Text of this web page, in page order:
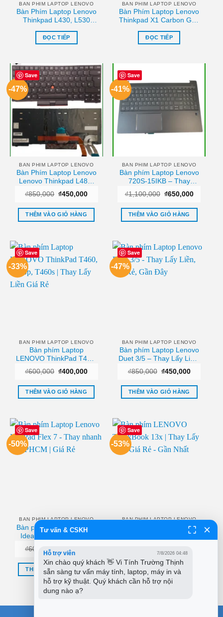
BAN PHIM LAPTOP LENOVO
Bàn Phím Laptop Lenovo
Thinkpad L430, L530
Thay Thế Uy Tín Tphcm
ĐỌC TIẾP
BAN PHIM LAPTOP LENOVO
Bàn Phím Laptop Lenovo
Thinkpad X1 Carbon Gen
Chữa Uy Tín Tphcm
ĐỌC TIẾP
Save
-47%
BAN PHIM LAPTOP LENOVO
Bàn Phím Laptop Lenovo
Lenovo Thinkpad L480,
L580 Zin Chính Hãng –
Thay Thế Lấy Ngay
Tphcm
₫850,000 Giá
là:
₫850,000.
₫450,000Giá
tại
₫450,000.
THÊM VÀO GIỎ HÀNG
Save
-41%
BAN PHIM LAPTOP LENOVO
Bàn phím Laptop Lenovo
720S-15IKB – Thay
Nhanh Tại Cửa Hàng
TPHCM
₫1,100,000 Giá
là:
₫1,100,000.
₫650,000Giá
tại
THÊM VÀO GIỎ HÀNG
Save
-33%
BAN PHIM LAPTOP LENOVO
Bàn phím Laptop
LENOVO ThinkPad T460,
Liền Giá Rẻ
₫600,000 Giá
là:
₫600,000.
₫400,000Giá
tại
₫400,000.
THÊM VÀO GIỎ HÀNG
Save
-47%
BAN PHIM LAPTOP LENOVO
Bàn phím Laptop Lenovo
Duet 3/5 – Thay Lấy Liền,
₫850,000 Giá
là:
₫850,000.
₫450,000Giá
tại
₫450,000.
THÊM VÀO GIỎ HÀNG
Save
-50%
BAN PHIM LAPTOP LENOVO
Bàn phím Laptop Lenovo
IdeaPad Flex 7 – Thay
Rẻ
₫600,000
Giá
gốc
là:
₫600,000.
300,000
tại
là:
₫300,000.
THÊM VÀO GIỎ HÀNG
Save
-53%
BAN PHIM LAPTOP LENOVO
Bàn phím LENOVO
ThinkBook 13x | Thay Lấy
gốc
là:
₫750,000.
THÊM VÀO GIỎ HÀNG
Tư vấn & CSKH
Hỗ trợ viên 7/8/2026 04:48
Xin chào quý khách 👋 Vi Tính Trường Thịnh
sẵn sàng tư vấn máy tính, laptop, máy in và
hỗ trợ kỹ thuật. Quý khách cần hỗ trợ nội
dung nào ạ?